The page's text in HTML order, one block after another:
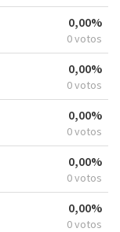
0,00%
0 votos
0,00%
0 votos
0,00%
0 votos
0,00%
0 votos
0,00%
0 votos